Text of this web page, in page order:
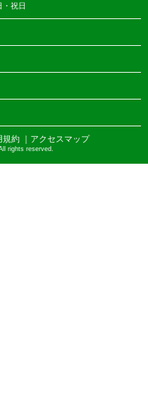
・祝日
規約 ｜アクセスマップ
rights reserved.